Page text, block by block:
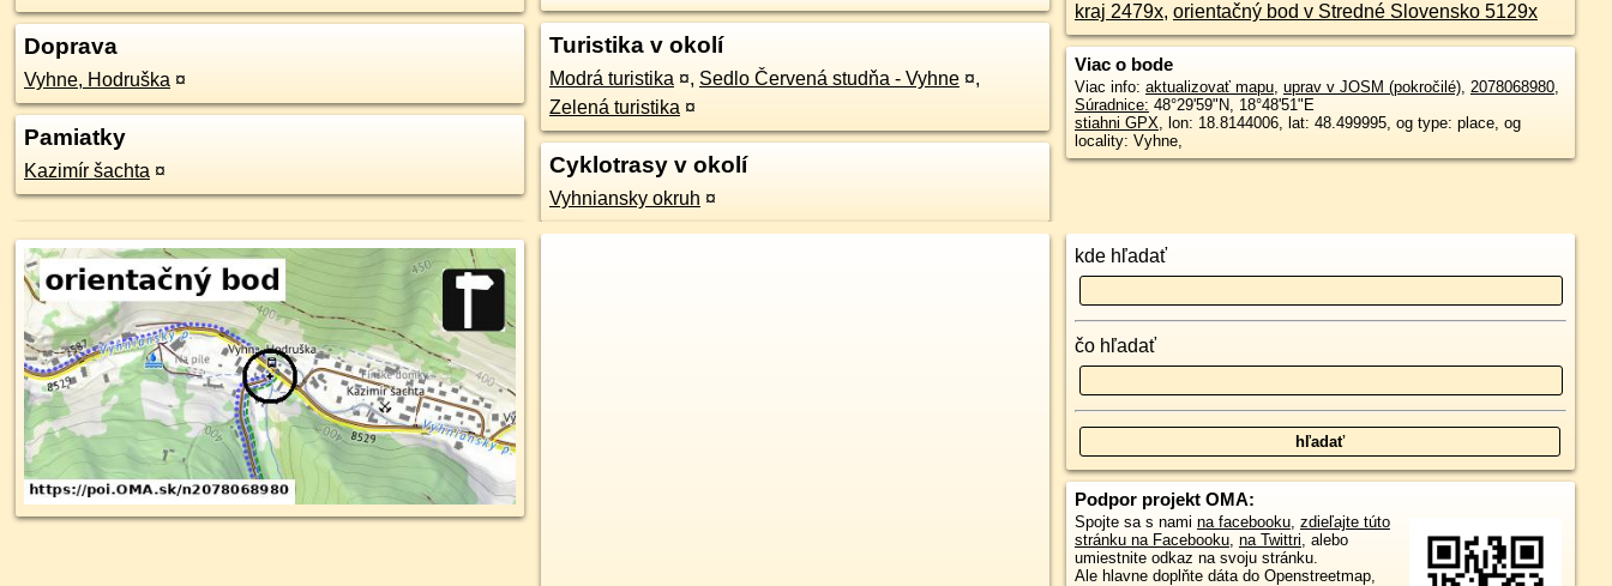
Doprava
Vyhne, Hodruška ¤
Pamiatky
Kazimír šachta ¤
Turistika v okolí
Modrá turistika ¤, Sedlo Červená studňa - Vyhne ¤,
Zelená turistika ¤
Cyklotrasy v okolí
Vyhniansky okruh ¤
kraj 2479x, orientačný bod v Stredné Slovensko 5129x
Viac o bode
Viac info: aktualizovať mapu, uprav v JOSM (pokročilé), 2078068980,
Súradnice: 48°29'59"N, 18°48'51"E
stiahni GPX, lon: 18.8144006, lat: 48.499995, og type: place, og
locality: Vyhne,
kde hľadať
čo hľadať
Podpor projekt OMA:
Spojte sa s nami na facebooku, zdieľajte túto
stránku na Facebooku, na Twittri, alebo
umiestnite odkaz na svoju stránku.
Ale hlavne doplňte dáta do Openstreetmap,